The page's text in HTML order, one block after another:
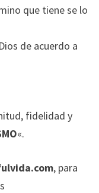
que tiene se lo
de acuerdo a
fidelidad y
«.
, para